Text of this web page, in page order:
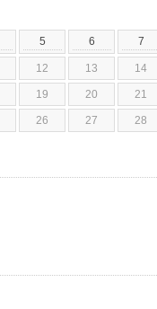
5 6 7
12 13 14
19 20 21
26 27 28